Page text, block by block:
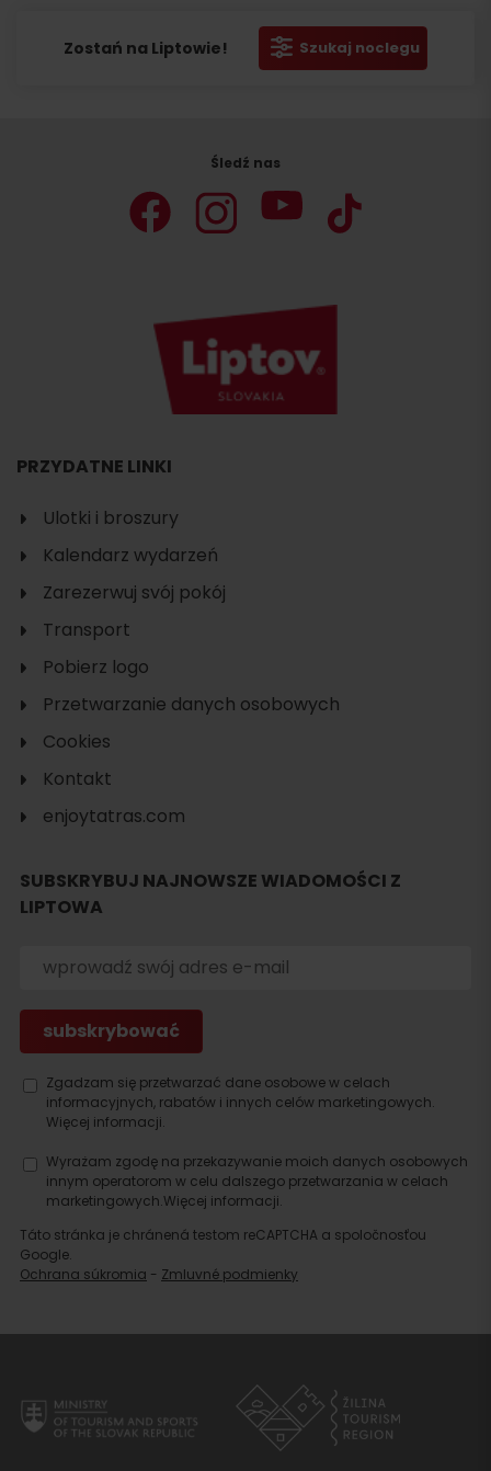
Zostań na Liptowie! Szukaj noclegu
Szukaj
noclegu
Śledź nas
PRZYDATNE LINKI
Ulotki i broszury
Kalendarz wydarzeń
Zarezerwuj svój pokój
Transport
Pobierz logo
Przetwarzanie danych osobowych
Cookies
Kontakt
enjoytatras.com
SUBSKRYBUJ NAJNOWSZE WIADOMOŚCI Z
LIPTOWA
Zgadzam się przetwarzać dane osobowe w celach
informacyjnych, rabatów i innych celów marketingowych.
Więcej informacji.
Wyrażam zgodę na przekazywanie moich danych osobowych
innym operatorom w celu dalszego przetwarzania w celach
marketingowych.Więcej informacji.
Táto stránka je chránená testom reCAPTCHA a spoločnosťou
Google.
Ochrana súkromia - Zmluvné podmienky